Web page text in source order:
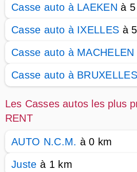
Casse auto à LAEKEN à
Casse auto à IXELLES à
Casse auto à MACHELEN
Casse auto à BRUXELLES
Les Casses autos les plus
RENT
AUTO N.C.M. à 0 km
Juste à 1 km